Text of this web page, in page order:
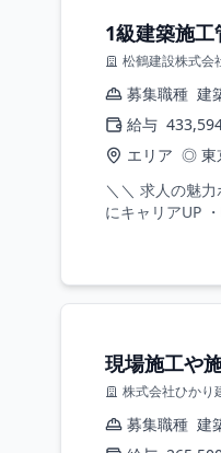
1級建築施
松鶴建設株式会
募集職種 建
給与
エリア ◎ 東
＼＼ 求人の魅
にキャリアUP
現場施工や
株式会社ひかり
募集職種 建